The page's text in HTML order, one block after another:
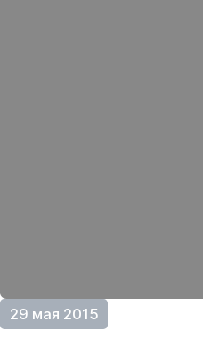
29 мая 2015